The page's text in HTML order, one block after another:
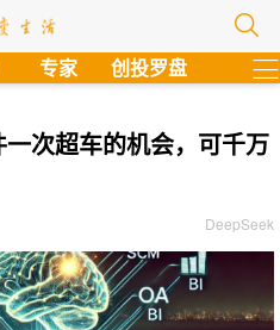
专家 创投罗盘
次超车的机会，可千万
DeepSeek